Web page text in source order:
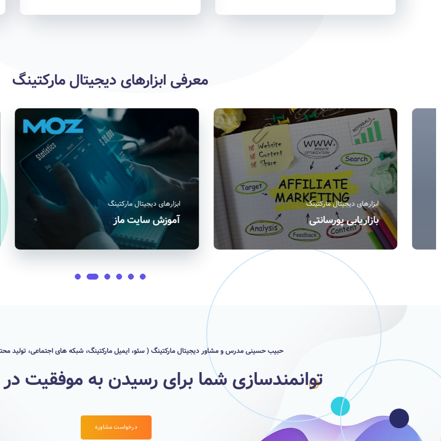
معرفی ابزارهای دیجیتال مارکتینگ
آموزش سایت ماز
ابزارهای دیجیتال مارکتینگ
گوگل سرچ کنسول
ابزارهای دیجیتال مارکتینگ
حبیب حسینی مدرس و مشاور دیجیتال مارکتینگ ( سئو، ایمیل مارکتینگ، شبکه های اجتماعی، تولید
توانمندسازی شما برای رسیدن به موفقیت در
درخواست مشاوره